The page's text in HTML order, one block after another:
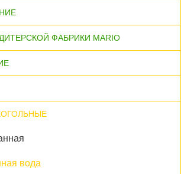
ФАБРИКИ MARIO
вода